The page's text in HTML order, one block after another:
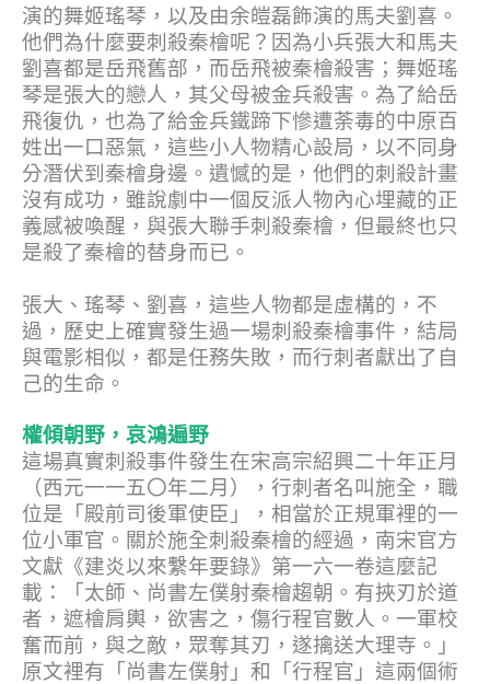
演的舞姬瑤琴，以及由余皚磊飾演的馬夫劉喜。
他們為什麼要刺殺秦檜呢？因為小兵張大和馬夫
劉喜都是岳飛舊部，而岳飛被秦檜殺害；舞姬瑤
琴是張大的戀人，其父母被金兵殺害。為了給岳
飛復仇，也為了給金兵鐵蹄下慘遭荼毒的中原百
姓出一口惡氣，這些小人物精心設局，以不同身
分潛伏到秦檜身邊。遺憾的是，他們的刺殺計畫
沒有成功，雖說劇中一個反派人物內心埋藏的正
義感被喚醒，與張大聯手刺殺秦檜，但最終也只
是殺了秦檜的替身而已。
張大、瑤琴、劉喜，這些人物都是虛構的，不
過，歷史上確實發生過一場刺殺秦檜事件，結局
與電影相似，都是任務失敗，而行刺者獻出了自
己的生命。
權傾朝野，哀鴻遍野
這場真實刺殺事件發生在宋高宗紹興二十年正月
（西元一一五〇年二月），行刺者名叫施全，職
位是「殿前司後軍使臣」，相當於正規軍裡的一
位小軍官。關於施全刺殺秦檜的經過，南宋官方
文獻《建炎以來繫年要錄》第一六一卷這麼記
載：「 太師、尚書左僕射秦檜趨朝。有挾刃於道
者，遮檜肩輿，欲害之，傷行程官數人。一軍校
奮而前，與之敵，眾奪其刃，遂擒送大理寺。 」
原文裡有「尚書左僕射」和「行程官」這兩個術